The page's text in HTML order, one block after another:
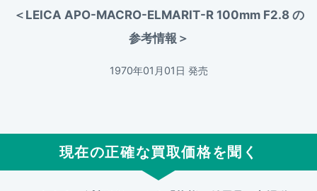
＜LEICA APO-MACRO-ELMARIT-R 100mm F2.8 の
参考情報＞
1970年01月01日 発売
現在の正確な買取価格を聞く